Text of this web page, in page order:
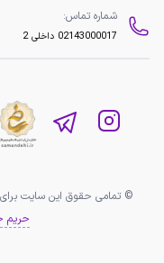
شماره تماس:
02143000017 داخلی 2
© تمامی حقوق این سایت